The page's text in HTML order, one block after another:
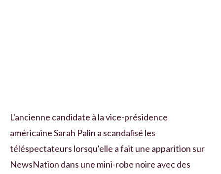
L'ancienne candidate à la vice-présidence
américaine Sarah Palin a scandalisé les
téléspectateurs lorsqu'elle a fait une apparition sur
NewsNation dans une mini-robe noire avec des